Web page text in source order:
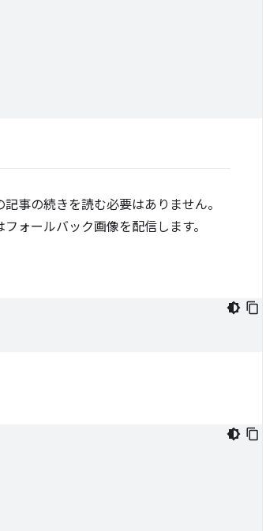
事の続きを読む必要はありません。
ォールバック画像を配信します。